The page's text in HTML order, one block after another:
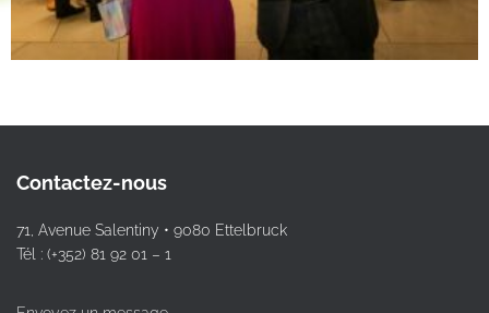
Contactez-nous
71, Avenue Salentiny • 9080 Ettelbruck
Tél : (+352) 81 92 01 – 1